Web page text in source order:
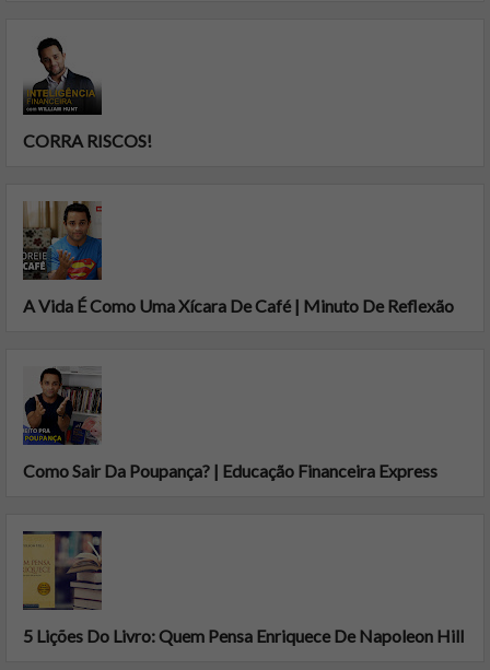
CORRA RISCOS!
A Vida É Como Uma Xícara De Café | Minuto De Reflexão
Como Sair Da Poupança? | Educação Financeira Express
5 Lições Do Livro: Quem Pensa Enriquece De Napoleon Hill